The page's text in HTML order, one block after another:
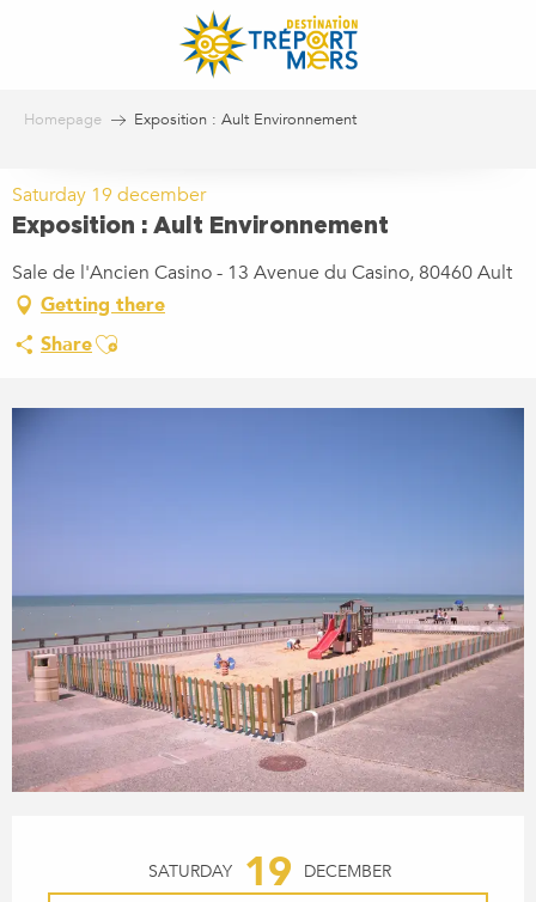
Homepage Exposition : Ault Environnement
Saturday 19 december
Exposition : Ault Environnement
Sale de l'Ancien Casino - 13 Avenue du Casino, 80460 Ault
Getting there
ShareAjouter aux favoris
SATURDAY 19 DECEMBER